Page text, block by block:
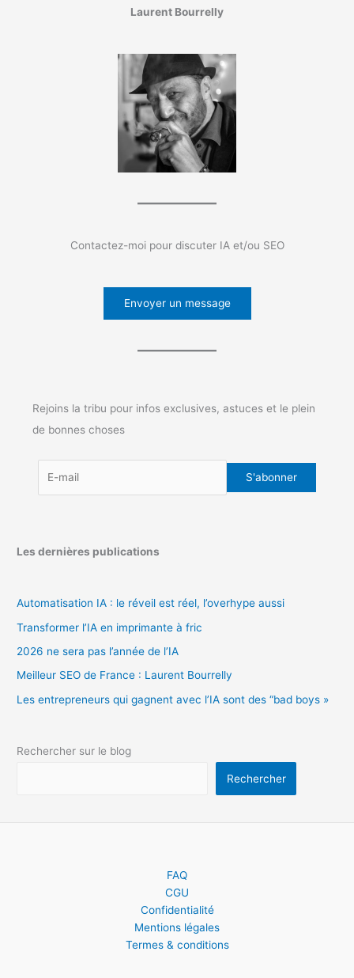
Laurent Bourrelly
Contactez-moi pour discuter IA et/ou SEO
Envoyer un message
Rejoins la tribu pour infos exclusives, astuces et le plein
de bonnes choses
Les dernières publications
Automatisation IA : le réveil est réel, l’overhype aussi
Transformer l’IA en imprimante à fric
2026 ne sera pas l’année de l’IA
Meilleur SEO de France : Laurent Bourrelly
Les entrepreneurs qui gagnent avec l’IA sont des “bad boys »
Rechercher sur le blog
Rechercher
FAQ
CGU
Confidentialité
Mentions légales
Termes & conditions